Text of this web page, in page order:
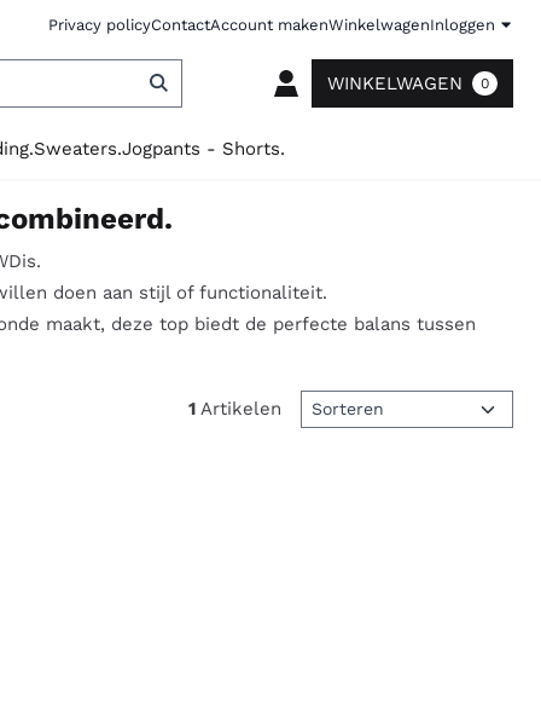
Privacy policyContactAccount makenWinkelwagenInloggen
WINKELWAGEN 0
Sweaters.Jogpants - Shorts.
doen aan stijl of functionaliteit.
maakt, deze top biedt de perfecte balans tussen
1Artikelen Sorteermethode